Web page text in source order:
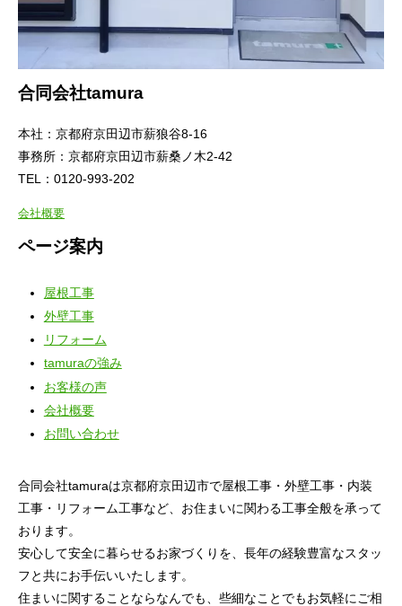
合同会社tamura
本社：京都府京田辺市薪狼谷8-16
事務所：京都府京田辺市薪桑ノ木2-42
TEL：0120-993-202
会社概要
ページ案内
屋根工事
外壁工事
リフォーム
tamuraの強み
お客様の声
会社概要
お問い合わせ
合同会社tamuraは京都府京田辺市で屋根工事・外壁工事・内装
工事・リフォーム工事など、お住まいに関わる工事全般を承って
おります。
安心して安全に暮らせるお家づくりを、長年の経験豊富なスタッ
フと共にお手伝いいたします。
住まいに関することならなんでも、些細なことでもお気軽にご相